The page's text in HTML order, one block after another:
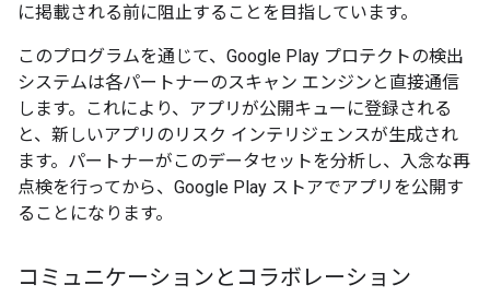
に掲載される前に阻止することを目指しています。
このプログラムを通じて、Google Play プロテクトの検出
システムは各パートナーのスキャン エンジンと直接通信
します。これにより、アプリが公開キューに登録される
と、新しいアプリのリスク インテリジェンスが生成され
ます。パートナーがこのデータセットを分析し、入念な再
点検を行ってから、Google Play ストアでアプリを公開す
ることになります。
コミュニケーションとコラボレーション